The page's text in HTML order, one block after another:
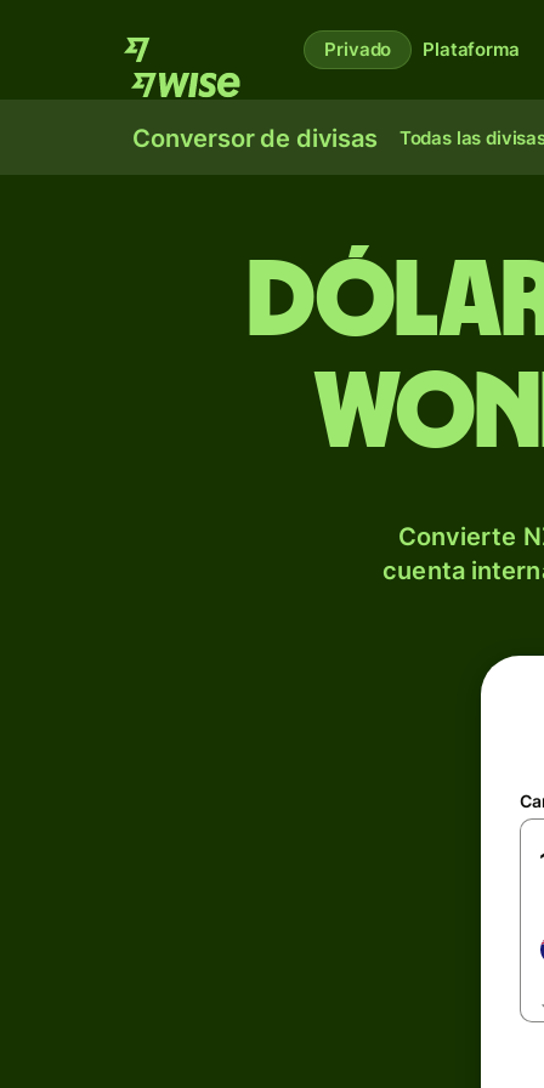
Privado Plataforma
Conversor de divisas Todas las
Convierte
cuenta